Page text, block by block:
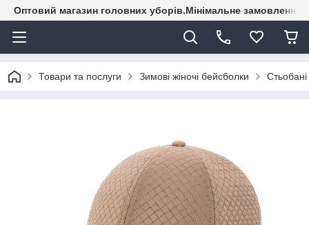
Оптовий магазин головних уборів.Мінімальне замовлення
Товари та послуги Зимові жіночі бейсболки